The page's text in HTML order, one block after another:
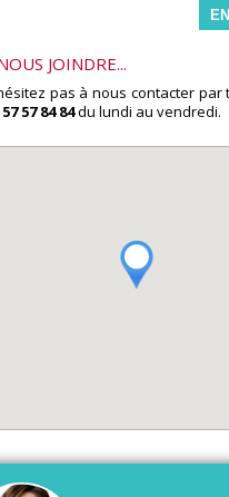
JOINDRE...
pas à nous contacter
57 84 84du lundi au vendredi.